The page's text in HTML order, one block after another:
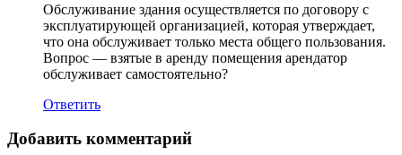
Обслуживание здания осуществляется по договору с
эксплуатирующей организацией, которая утверждает,
что она обслуживает только места общего пользования.
Вопрос — взятые в аренду помещения арендатор
обслуживает самостоятельно?
Ответить
Добавить комментарий